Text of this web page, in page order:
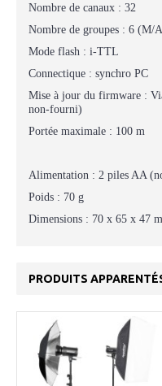
Nombre de canaux : 32
Nombre de groupes : 6 (M/
Mode flash : i-TTL
Connectique : synchro PC
Mise à jour du firmware :
non-fourni)
Portée maximale : 100 m
Alimentation : 2 piles AA
Poids : 70 g
Dimensions : 70 x 65 x 47
PRODUITS